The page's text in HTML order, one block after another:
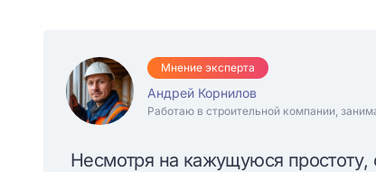
Мнение эксперта
Андрей Корнилов
Работаю в строительной компании,
Несмотря на кажущуюся простоту,